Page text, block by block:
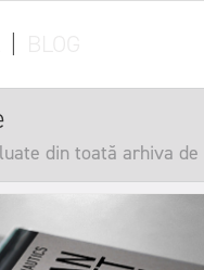
din toată arhiva